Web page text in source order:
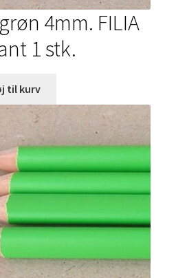
4mm. FILIA
1 stk.
til kurv